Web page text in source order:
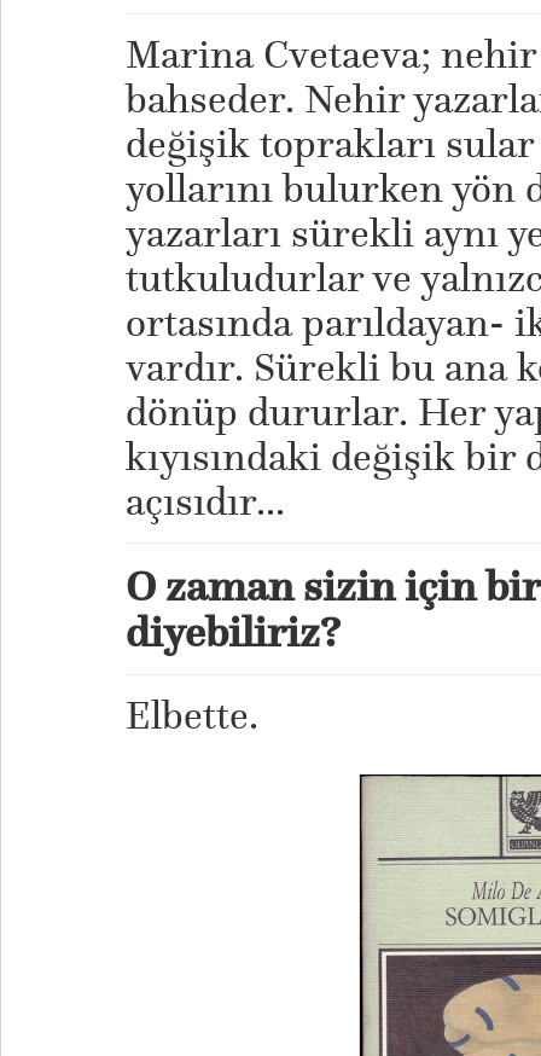
Marina Cvetaeva;
bahseder. Nehir
değişik toprakları
yollarını bulurken yön
yazarları sürekli aynı
tutkuludurlar ve
ortasında parıldayan-
vardır. Sürekli bu ana
dönüp dururlar. Her
kıyısındaki değişik bir
açısıdır...
O zaman sizin için bir
diyebiliriz?
Elbette.